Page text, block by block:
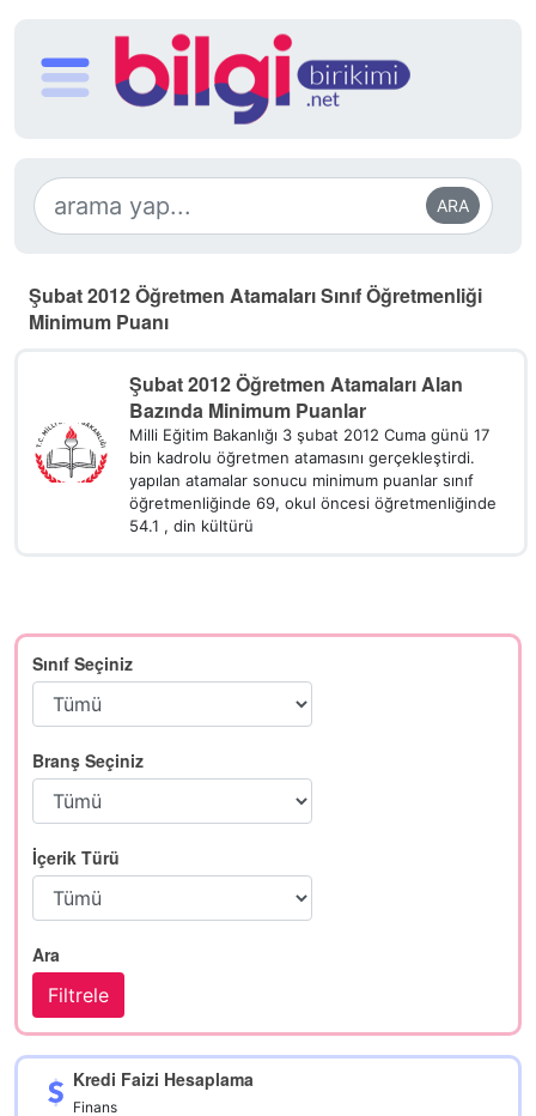
ARA
Şubat 2012 Öğretmen Atamaları Sınıf Öğretmenliği
Minimum Puanı
Şubat 2012 Öğretmen Atamaları Alan
Bazında Minimum Puanlar
Milli Eğitim Bakanlığı 3 şubat 2012 Cuma günü 17
bin kadrolu öğretmen atamasını gerçekleştirdi.
yapılan atamalar sonucu minimum puanlar sınıf
öğretmenliğinde 69, okul öncesi öğretmenliğinde
54.1 , din kültürü
Sınıf Seçiniz
Branş Seçiniz
İçerik Türü
Ara
Kredi Faizi Hesaplama
Finans